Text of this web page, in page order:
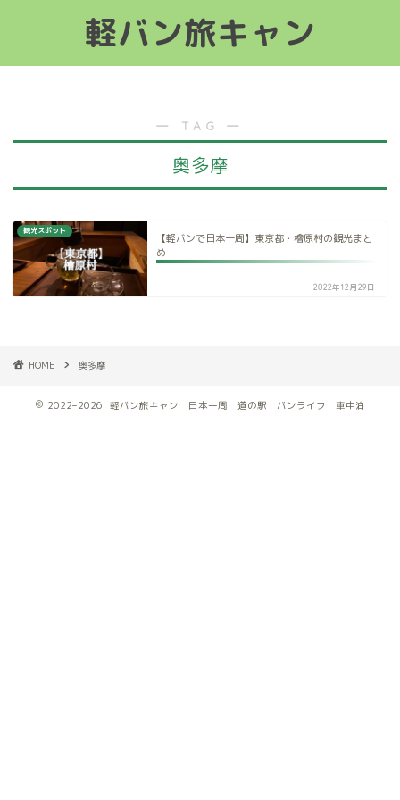
軽バン旅キャン
― TAG ―
奥多摩
観光スポット
【軽バンで日本一周】東京都・檜原村の観光まと
め！
2022年12月29日
HOME 奥多摩
2022–2026 軽バン旅キャン 日本一周 道の駅 バンライフ 車中泊